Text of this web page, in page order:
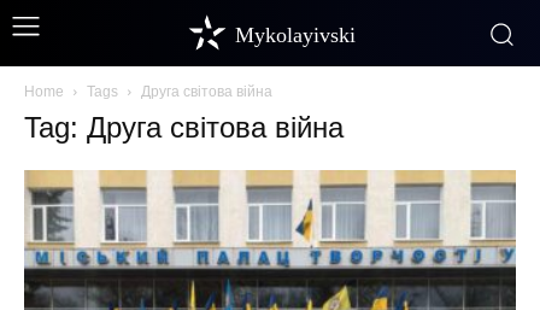
Mykolayivski
Home Tags Друга світова війна
Tag: Друга світова війна